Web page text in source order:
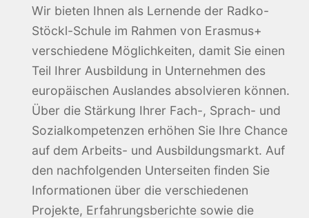
Wir bieten Ihnen als Lernende der Radko-
Stöckl-Schule im Rahmen von Erasmus+
verschiedene Möglichkeiten, damit Sie einen
Teil Ihrer Ausbildung in Unternehmen des
europäischen Auslandes absolvieren können.
Über die Stärkung Ihrer Fach-, Sprach- und
Sozialkompetenzen erhöhen Sie Ihre Chance
auf dem Arbeits- und Ausbildungsmarkt. Auf
den nachfolgenden Unterseiten finden Sie
Informationen über die verschiedenen
Projekte, Erfahrungsberichte sowie die